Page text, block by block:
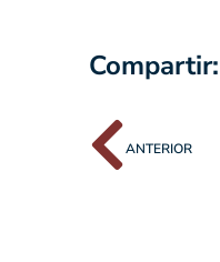
Compartir:
ANTERIOR